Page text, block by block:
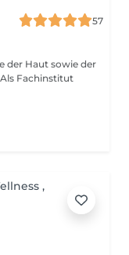
57
der Haut sowie der